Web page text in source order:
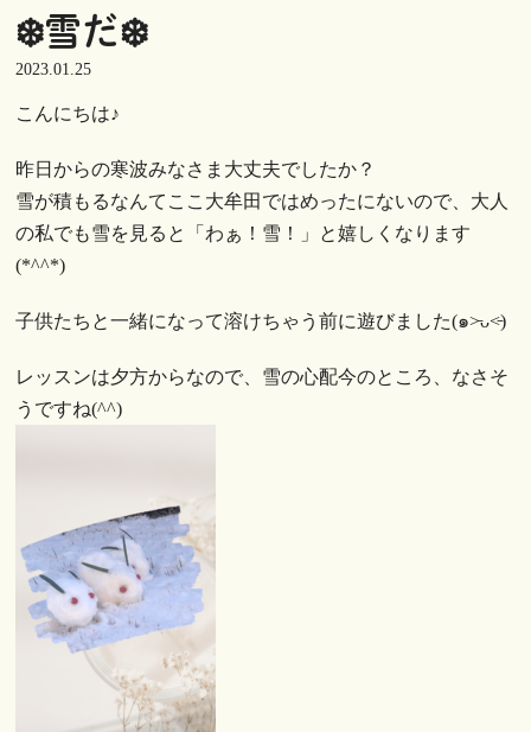
❄️雪だ❄️
2023.01.25
こんにちは♪
昨日からの寒波みなさま大丈夫でしたか？
雪が積もるなんてここ大牟田ではめったにないので、大人
の私でも雪を見ると「わぁ！雪！」と嬉しくなります
(*^^*)
子供たちと一緒になって溶けちゃう前に遊びました(๑˃̵ᴗ˂̵)
レッスンは夕方からなので、雪の心配今のところ、なさそ
うですね(^^)